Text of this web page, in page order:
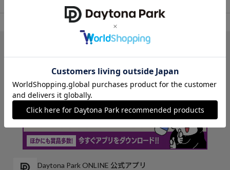
トップス
Daytona Park ONLINE 公式アプリ